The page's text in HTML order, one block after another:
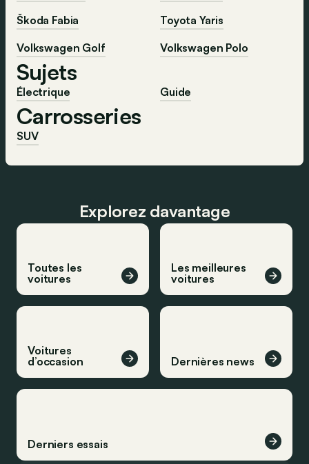
Škoda Fabia
Toyota Yaris
Volkswagen Golf
Volkswagen Polo
Sujets
Électrique Guide
Carrosseries
SUV
Explorez davantage
Toutes les
voitures
Les meilleures
voitures
Voitures
d’occasion
Dernières news
Derniers essais